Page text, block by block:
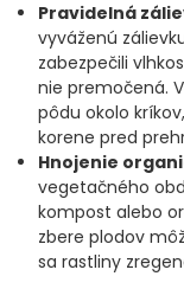
Pravidelná
vyváženú
zabezpečili
nie premočená.
pôdu okolo
korene pred
Hnojenie
vegetačného
kompost alebo
zbere plodov
sa rastliny